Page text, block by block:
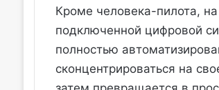
Кроме человека-пилота,
подключенной цифровой
полностью
сконцентрироваться на